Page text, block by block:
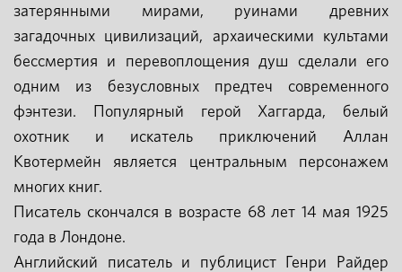
затерянными мирами, руинами древних
загадочных цивилизаций, архаическими культами
бессмертия и перевоплощения душ сделали его
одним из безусловных предтеч современного
фэнтези. Популярный герой Хаггарда, белый
охотник и искатель приключений Аллан
Квотермейн является центральным персонажем
многих книг.
Писатель скончался в возрасте 68 лет 14 мая 1925
года в Лондоне.
Английский писатель и публицист Генри Райдер